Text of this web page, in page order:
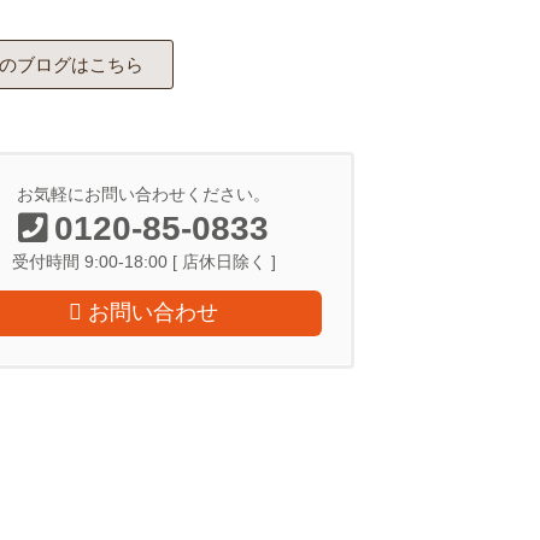
ブログはこちら
お気軽にお問い合わせください。
0120-85-0833
受付時間 9:00-18:00 [ 店休日除く ]
お問い合わせ